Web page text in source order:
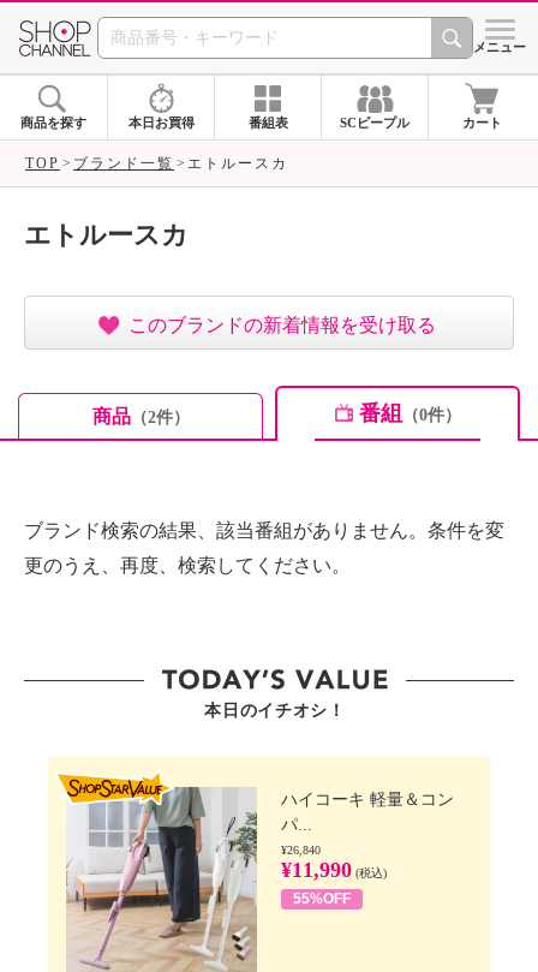
SHOP CHANNEL ショッ
メニュー
商品を探す 本日お買得 番組表 SCピープル カート
TOP ブランド一覧 エトルースカ
エトルースカ
このブランドの新着情報を受け取る
商品（2件） 番組 （0件）
ブランド検索の結果、該当番組がありません。条件を変
更のうえ、再度、検索してください。
本日のイチオシ！
ハイコーキ 軽量＆コン
パ...
¥26,840
¥11,990 (税込)
55%OFF